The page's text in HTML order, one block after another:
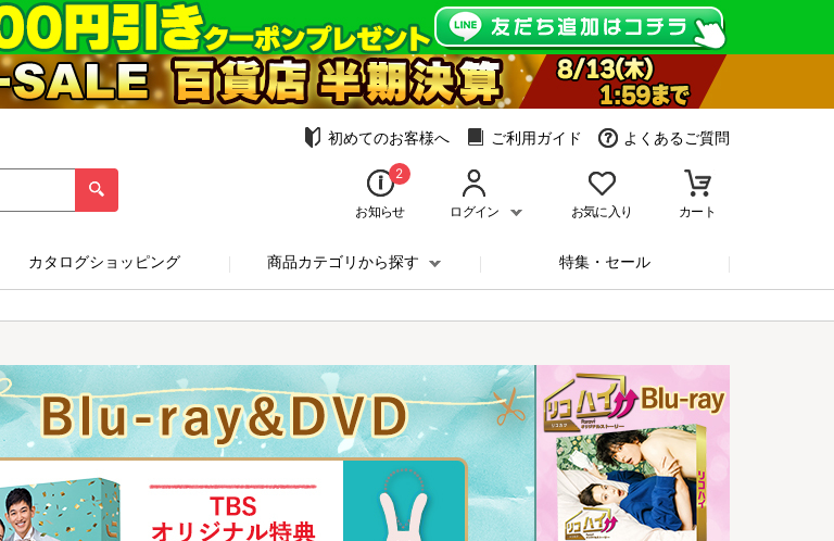
初めてのお客様へ ご利用ガイド よくあるご質問
2
お知らせ ログイン お気に入り カート
カタログショッピング 商品カテゴリから探す 特集・セール